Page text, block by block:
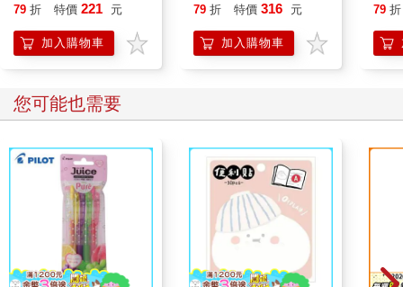
79 折 特價 221 元
加入購物車
79 折 特價 316 元
加入購物車
79 折
您可能也需要